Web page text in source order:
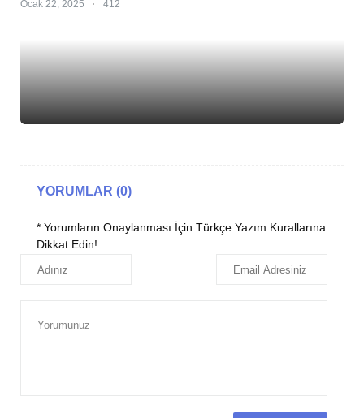
Ocak 22, 2025 412
YORUMLAR (0)
* Yorumların Onaylanması İçin Türkçe Yazım Kurallarına
Dikkat Edin!